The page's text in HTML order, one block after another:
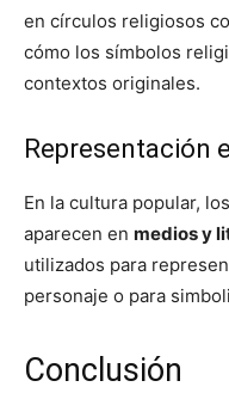
en círculos religiosos
cómo los símbolos
contextos originales.
Representación
En la cultura popular,
aparecen en medios y
utilizados para
personaje o para
Conclusión